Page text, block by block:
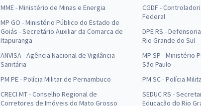
MME - Ministério de Minas e Energia
MP GO - Ministério Público do Estado de
Goiás - Secretário Auxiliar da Comarca de
Itapuranga
ANVISA - Agência Nacional de Vigilância
Sanitária
PM PE - Polícia Militar de Pernambuco
CRECI MT - Conselho Regional de
Corretores de Imóveis do Mato Grosso
CGDF -
Federal
DPE RS -
Rio Grande do Sul
MP SP - Ministério
São Paulo
PM SC - Polícia
SEDUC RS -
Educação do Rio